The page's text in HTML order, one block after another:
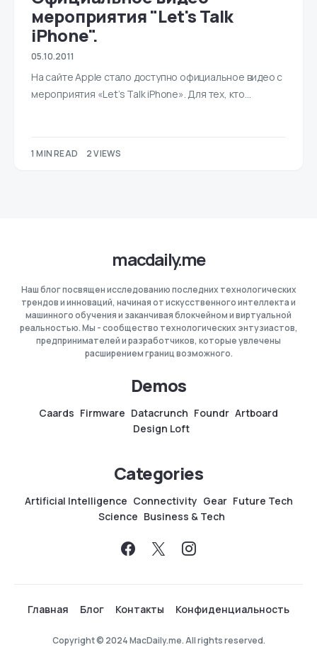
мероприятия "Let's Talk
iPhone".
05.10.2011
На сайте Apple стало доступно официальное видео с
мероприятия «Let’s Talk iPhone». Для тех, кто…
1 MIN READ 2 VIEWS
macdaily.me
Наш блог посвящен исследованию последних технологических
трендов и инноваций, начиная от искусственного интеллекта и
машинного обучения и заканчивая блокчейном и виртуальной
реальностью. Мы - сообщество технологических энтузиастов,
предпринимателей и разработчиков, которые увлечены
расширением границ возможного.
Demos
Caards Firmware Datacrunch Foundr Artboard
Design Loft
Categories
Artificial Intelligence Connectivity Gear Future Tech
Science Business & Tech
Главная Блог Контакты Конфиденциальность
Copyright © 2024 MacDaily.me. All rights reserved.